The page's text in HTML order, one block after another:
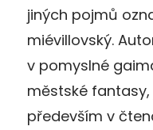
jiných pojmů
miévillovský.
v pomyslné
městské
především v